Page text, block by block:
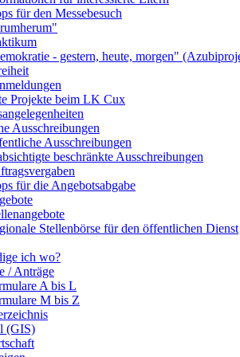
für den Messebesuch
- gestern, heute, morgen"
Projekte beim LK Cux
Ausschreibungen
Ausschreibungen
beschränkte Ausschreibungen
für die Angebotsabgabe
Stellenbörse für den öffentlichen Dienst
ich wo?
/ Anträge
A bis L
M bis Z
(GIS)